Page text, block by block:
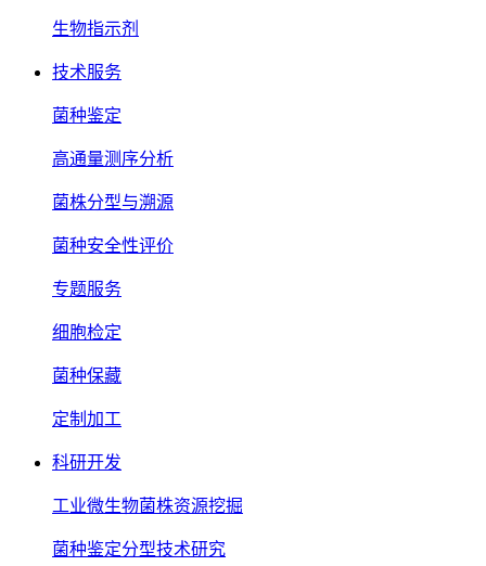
生物指示剂
技术服务
菌种鉴定
高通量测序分析
菌株分型与溯源
菌种安全性评价
专题服务
细胞检定
菌种保藏
定制加工
科研开发
工业微生物菌株资源挖掘
菌种鉴定分型技术研究